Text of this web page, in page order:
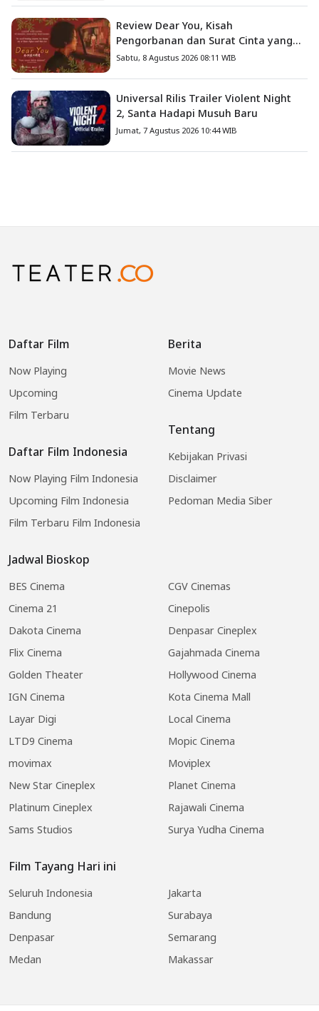
Review Dear You, Kisah
Pengorbanan dan Surat Cinta yang
Menyentuh Hati
Sabtu, 8 Agustus 2026 08:11 WIB
Universal Rilis Trailer Violent Night
2, Santa Hadapi Musuh Baru
Jumat, 7 Agustus 2026 10:44 WIB
Daftar Film
Now Playing
Upcoming
Film Terbaru
Daftar Film Indonesia
Now Playing Film Indonesia
Upcoming Film Indonesia
Film Terbaru Film Indonesia
Jadwal Bioskop
BES Cinema
CGV Cinemas
Cinema 21
Cinepolis
Dakota Cinema
Denpasar Cineplex
Flix Cinema
Gajahmada Cinema
Golden Theater
Hollywood Cinema
IGN Cinema
Kota Cinema Mall
Layar Digi
Local Cinema
LTD9 Cinema
Mopic Cinema
movimax
Moviplex
New Star Cineplex
Planet Cinema
Platinum Cineplex
Rajawali Cinema
Sams Studios
Surya Yudha Cinema
Film Tayang Hari ini
Seluruh Indonesia
Jakarta
Bandung
Surabaya
Denpasar
Semarang
Medan
Makassar
Berita
Movie News
Cinema Update
Tentang
Kebijakan Privasi
Disclaimer
Pedoman Media Siber